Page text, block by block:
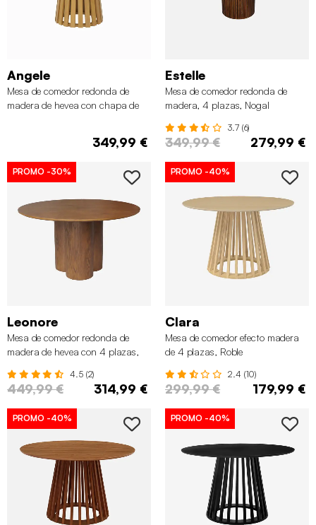
Angele
Mesa de comedor redonda de
madera de hevea con chapa de
349,99 €
Estelle
Mesa de comedor redonda de
madera, 4 plazas, Nogal
3.7 (6)
349,99 € 279,99 €
PROMO -30%
Leonore
Mesa de comedor redonda de
madera de hevea con 4 plazas,
4.5 (2)
449,99 € 314,99 €
PROMO -40%
Clara
Mesa de comedor efecto madera
de 4 plazas, Roble
2.4 (10)
299,99 € 179,99 €
PROMO -40% PROMO -40%